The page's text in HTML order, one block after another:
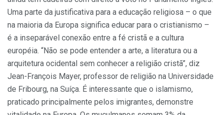
Uma parte da justificativa para a educação religiosa – o que
na maioria da Europa significa educar para o cristianismo –
é a inseparável conexão entre a fé cristã e a cultura
européia. “Não se pode entender a arte, a literatura ou a
arquitetura ocidental sem conhecer a religião cristã”, diz
Jean-François Mayer, professor de religião na Universidade
de Fribourg, na Suíça. É interessante que o islamismo,
praticado principalmente pelos imigrantes, demonstre